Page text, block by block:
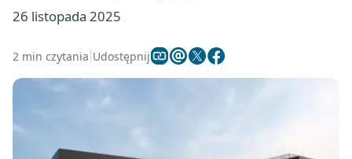
26 listopada 2025
2 min czytania Udostępnij